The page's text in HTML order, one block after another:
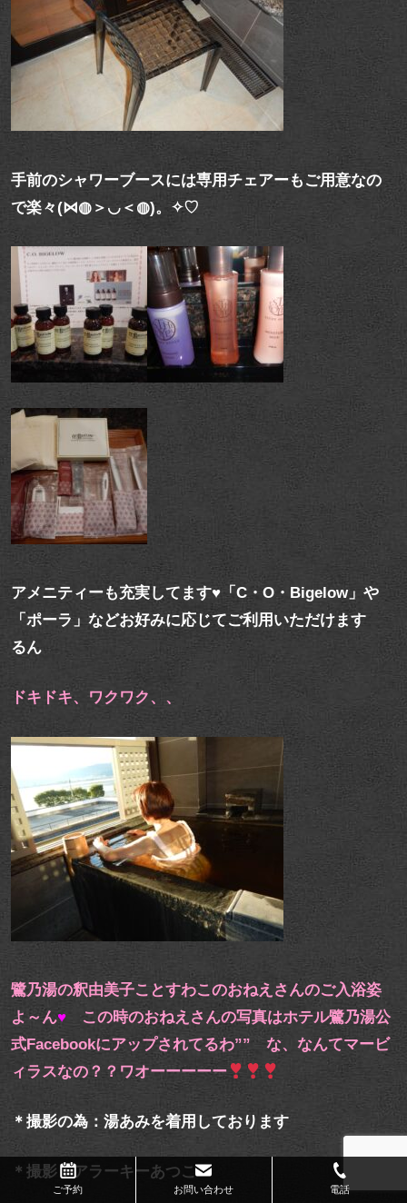
手前のシャワーブースには専用チェアーもご用意なの
で楽々(⋈◍＞◡＜◍)。✧♡
アメニティーも充実してます♥「C・O・Bigelow」や
「ポーラ」などお好みに応じてご利用いただけます
るん
ドキドキ、ワクワク、、
鷺乃湯の釈由美子ことすわこのおねえさんのご入浴姿
よ～ん♥ この時のおねえさんの写真はホテル鷺乃湯公
式Facebookにアップされてるわ”” な、なんてマービ
ィラスなの？？ワオーーーーー
＊撮影の為：湯あみを着用しております
＊撮影：アラーキーあつこ
ご予約 お問い合わせ 電話